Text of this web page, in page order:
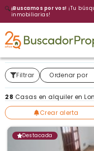
🔍¡Buscamos por vos! ¡Tu
inmobiliarias!
Volver a ¡Si,
Filtrar Ordenar por
Más relevantes
28 Casas en alquiler en
Crear alerta
Destacada